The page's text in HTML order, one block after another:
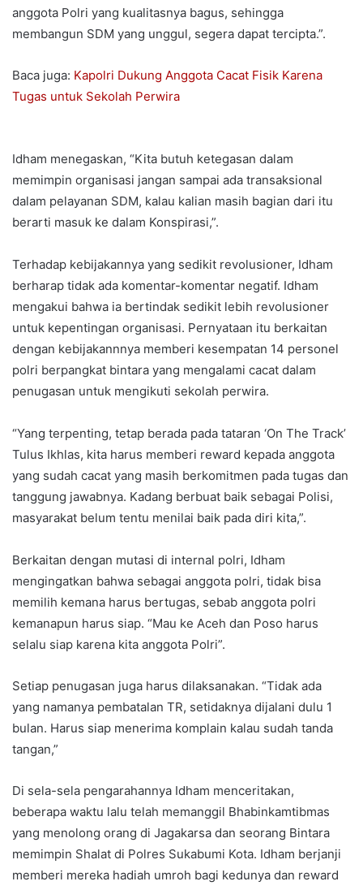
anggota Polri yang kualitasnya bagus, sehingga
membangun SDM yang unggul, segera dapat tercipta.”.
Baca juga: Kapolri Dukung Anggota Cacat Fisik Karena
Tugas untuk Sekolah Perwira
Idham menegaskan, “Kita butuh ketegasan dalam
memimpin organisasi jangan sampai ada transaksional
dalam pelayanan SDM, kalau kalian masih bagian dari itu
berarti masuk ke dalam Konspirasi,”.
Terhadap kebijakannya yang sedikit revolusioner, Idham
berharap tidak ada komentar-komentar negatif. Idham
mengakui bahwa ia bertindak sedikit lebih revolusioner
untuk kepentingan organisasi. Pernyataan itu berkaitan
dengan kebijakannnya memberi kesempatan 14 personel
polri berpangkat bintara yang mengalami cacat dalam
penugasan untuk mengikuti sekolah perwira.
“Yang terpenting, tetap berada pada tataran ‘On The Track’
Tulus Ikhlas, kita harus memberi reward kepada anggota
yang sudah cacat yang masih berkomitmen pada tugas dan
tanggung jawabnya. Kadang berbuat baik sebagai Polisi,
masyarakat belum tentu menilai baik pada diri kita,”.
Berkaitan dengan mutasi di internal polri, Idham
mengingatkan bahwa sebagai anggota polri, tidak bisa
memilih kemana harus bertugas, sebab anggota polri
kemanapun harus siap. “Mau ke Aceh dan Poso harus
selalu siap karena kita anggota Polri”.
Setiap penugasan juga harus dilaksanakan. “Tidak ada
yang namanya pembatalan TR, setidaknya dijalani dulu 1
bulan. Harus siap menerima komplain kalau sudah tanda
tangan,”
Di sela-sela pengarahannya Idham menceritakan,
beberapa waktu lalu telah memanggil Bhabinkamtibmas
yang menolong orang di Jagakarsa dan seorang Bintara
memimpin Shalat di Polres Sukabumi Kota. Idham berjanji
memberi mereka hadiah umroh bagi kedunya dan reward